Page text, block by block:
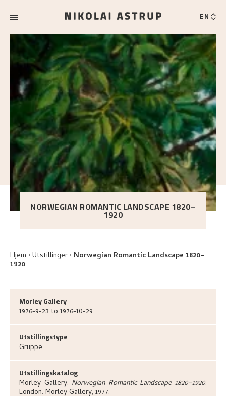
EN
NORWEGIAN ROMANTIC LANDSCAPE 1820–
1920
Hjem Utstillinger Norwegian Romantic Landscape 1820–
1920
Morley Gallery
1976-9-23 to 1976-10-29
Utstillingstype
Gruppe
Utstillingskatalog
Morley Gallery. Norwegian Romantic Landscape 1820–1920.
London: Morley Gallery, 1977.